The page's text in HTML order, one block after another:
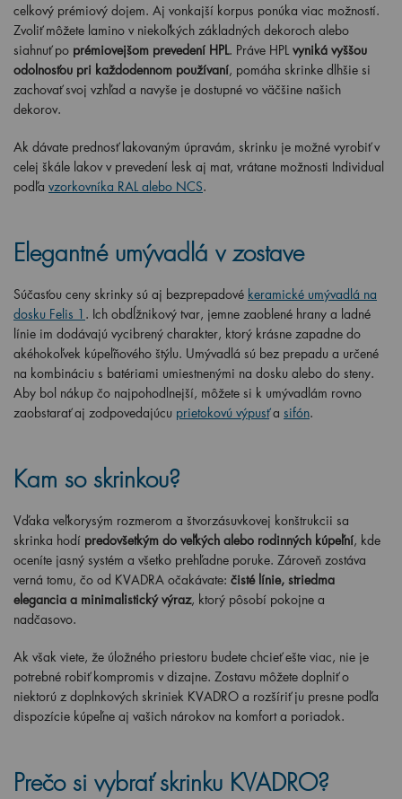
celkový prémiový dojem. Aj vonkajší korpus ponúka viac možností.
Zvoliť môžete lamino v niekoľkých základných dekoroch alebo
siahnuť po prémiovejšom prevedení HPL. Práve HPL vyniká vyššou
odolnosťou pri každodennom používaní, pomáha skrinke dlhšie si
zachovať svoj vzhľad a navyše je dostupné vo väčšine našich
dekorov.
Ak dávate prednosť lakovaným úpravám, skrinku je možné vyrobiť v
celej škále lakov v prevedení lesk aj mat, vrátane možnosti Individual
podľa vzorkovníka RAL alebo NCS.
Elegantné umývadlá v zostave
Súčasťou ceny skrinky sú aj bezprepadové keramické umývadlá na
dosku Felis 1 . Ich obdĺžnikový tvar, jemne zaoblené hrany a ladné
línie im dodávajú vycibrený charakter, ktorý krásne zapadne do
akéhokoľvek kúpeľňového štýlu. Umývadlá sú bez prepadu a určené
na kombináciu s batériami umiestnenými na dosku alebo do steny.
Aby bol nákup čo najpohodlnejší, môžete si k umývadlám rovno
zaobstarať aj zodpovedajúcu prietokovú výpusť a sifón.
Kam so skrinkou?
Vďaka veľkorysým rozmerom a štvorzásuvkovej konštrukcii sa
skrinka hodí predovšetkým do veľkých alebo rodinných kúpeľní, kde
oceníte jasný systém a všetko prehľadne poruke. Zároveň zostáva
verná tomu, čo od KVADRA očakávate: čisté línie, striedma
elegancia a minimalistický výraz, ktorý pôsobí pokojne a
nadčasovo.
Ak však viete, že úložného priestoru budete chcieť ešte viac, nie je
potrebné robiť kompromis v dizajne. Zostavu môžete doplniť o
niektorú z doplnkových skriniek KVADRO a rozšíriť ju presne podľa
dispozície kúpeľne aj vašich nárokov na komfort a poriadok.
Prečo si vybrať skrinku KVADRO?